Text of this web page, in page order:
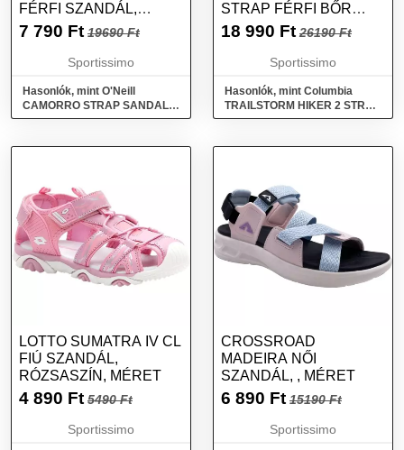
FÉRFI SZANDÁL,
KHAKI, MÉRET
7 790 Ft 19690 Ft
Sportissimo
Hasonlók, mint O'Neill
CAMORRO STRAP SANDALS
Férfi szandál, khaki, méret
STRAP FÉRFI BŐR
SZANDÁL, FEKETE,
18 990 Ft 26190 Ft
Sportissimo
Hasonlók, mint Columbia
TRAILSTORM HIKER 2 STRAP
Férfi bőr szandál, fekete,
LOTTO SUMATRA IV CL
FIÚ SZANDÁL,
RÓZSASZÍN, MÉRET
4 890 Ft 5490 Ft
Sportissimo
CROSSROAD
MADEIRA NŐI
SZANDÁL, , MÉRET
6 890 Ft 15190 Ft
Sportissimo